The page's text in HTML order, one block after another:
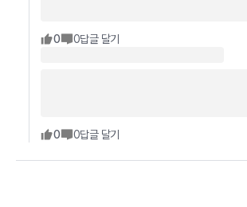
0 0답글 달기
0 0답글 달기